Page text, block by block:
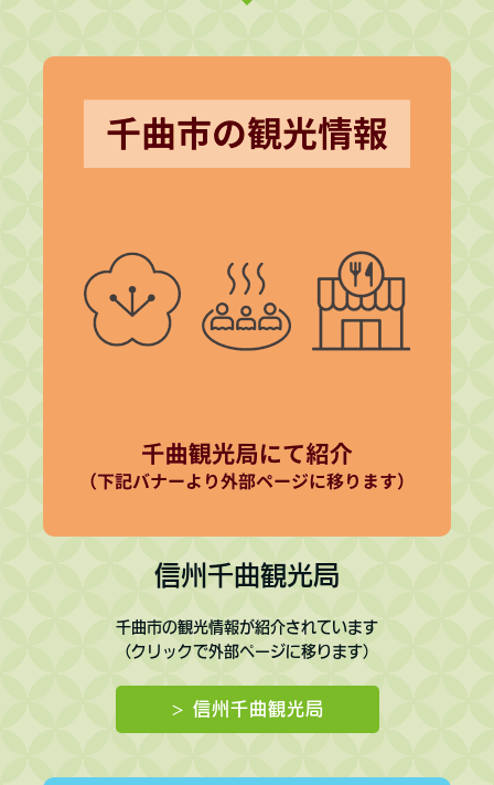
信州千曲観光局
千曲市の観光情報が紹介されています
（クリックで外部ページに移ります）
> 信州千曲観光局